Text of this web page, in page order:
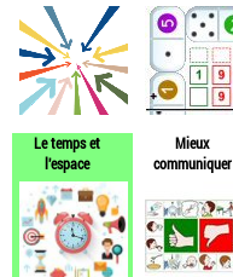
Le temps et
l'espace
Mieux
communiquer